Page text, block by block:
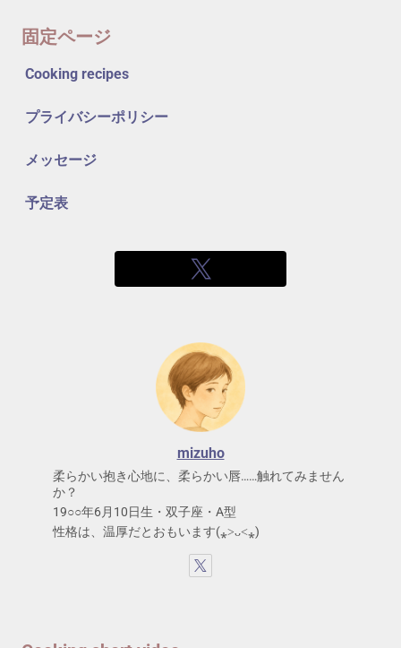
固定ページ
Cooking recipes
プライバシーポリシー
メッセージ
予定表
mizuho
柔らかい抱き心地に、柔らかい唇……触れてみません
か？
19○○年6月10日生・双子座・A型
性格は、温厚だとおもいます(⁎˃ᴗ˂⁎)